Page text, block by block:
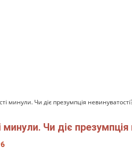
минули. Чи діє презумпція
Чи діє презумпція